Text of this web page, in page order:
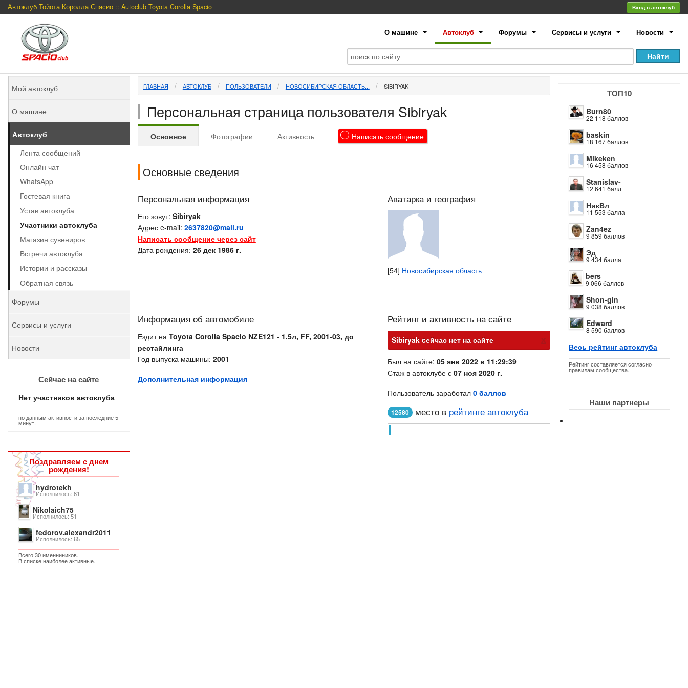
Автоклуб Тойота Королла Спасио :: Autoclub Toyota Corolla Spacio Вход в автоклуб
О машине Автоклуб Форумы Сервисы и услуги Новости
ТОП10
Burn80
22 118 баллов
baskin
18 167 баллов
Mikeken
16 458 баллов
Stanislav-
12 641 балл
НикВл
11 553 балла
Zan4ez
9 859 баллов
Эд
9 434 балла
bers
9 066 баллов
Shon-gin
9 038 баллов
Edward
8 590 баллов
Весь рейтинг автоклуба
Рейтинг составляется согласно
правилам сообщества.
Наши партнеры
ГЛАВНАЯ АВТОКЛУБ ПОЛЬЗОВАТЕЛИ НОВОСИБИРСКАЯ ОБЛАСТЬ... SIBIRYAK
Персональная страница пользователя Sibiryak
Основное Фотографии Активность Написатьсообщение
Основные сведения
Персональная информация
Его зовут: Sibiryak
Адрес e-mail: 2637820@mail.ru
Написать сообщение через сайт
Дата рождения: 26 дек 1986 г.
Аватарка и география
[54] Новосибирская область
Информация об автомобиле
Ездит на Toyota Corolla Spacio NZE121 - 1.5л, FF, 2001-03, до
рестайлинга
Год выпуска машины: 2001
Дополнительная информация
Рейтинг и активность на сайте
Sibiryak cейчас нет на сайте х
Был на сайте: 05 янв 2022 в 11:29:39
Стаж в автоклубе с 07 ноя 2020 г.
Пользователь заработал 0 баллов
12580 место в рейтинге автоклуба
Мой автоклуб
О машине
Автоклуб
Лента сообщений
Онлайн чат
WhatsApp
Гостевая книга
Устав автоклуба
Участники автоклуба
Магазин сувениров
Встречи автоклуба
Истории и рассказы
Обратная связь
Форумы
Сервисы и услуги
Новости
Сейчас на сайте
Нет участников автоклуба
по данным активности за последние 5
минут.
Поздравляем с днем
рождения!
hydrotekh
Исполнилось: 61
Nikolaich75
Исполнилось: 51
fedorov.alexandr2011
Исполнилось: 65
Всего 30 именниников.
В списке наиболее активные.